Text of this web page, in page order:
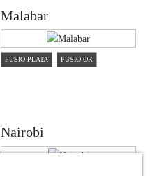
Malabar
FUSIO PLATA FUSIO OR
Nairobi